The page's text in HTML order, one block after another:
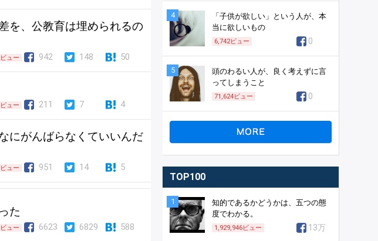
を、公教育は埋められるの
ュー 942 148 50
ュー 211 7 4
にがんばらなくていいんだ
ュー 951 14 5
た
ュー 6623 6829 588
4
「子供が欲しい」という人が、本
当に欲しいもの
6,742ビュー 0
5
頭のわるい人が、良く考えずに言
ってしまうこと
71,624ビュー 0
TOP100
1
知的であるかどうかは、五つの態
度でわかる。
1,929,946ビュー 13万